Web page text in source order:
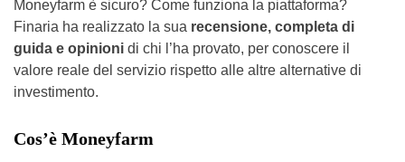
Moneyfarm è sicuro? Come funziona la piattaforma?
Finaria ha realizzato la sua recensione, completa di
guida e opinioni di chi l’ha provato, per conoscere il
valore reale del servizio rispetto alle altre alternative di
investimento.
Cos’è Moneyfarm